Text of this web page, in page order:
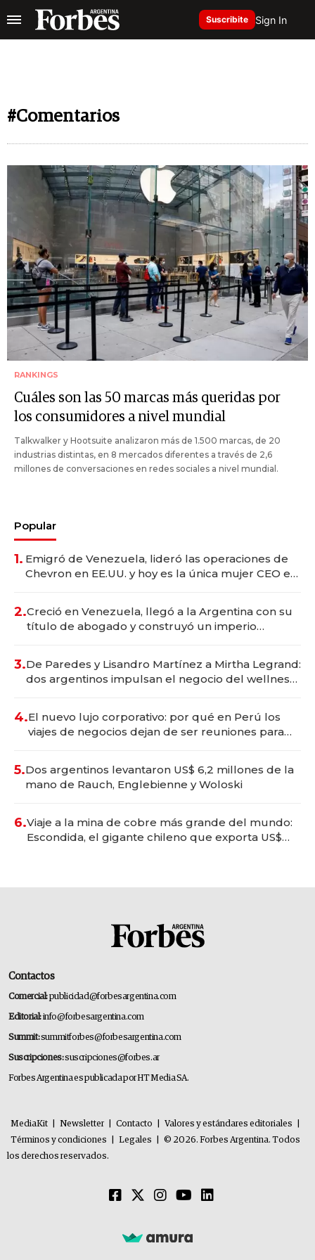
Suscribite Sign In
#Comentarios
RANKINGS
Cuáles son las 50 marcas más queridas por
los consumidores a nivel mundial
Talkwalker y Hootsuite analizaron más de 1.500 marcas, de 20
industrias distintas, en 8 mercados diferentes a través de 2,6
millones de conversaciones en redes sociales a nivel mundial.
Popular
1. Emigró de Venezuela, lideró las operaciones de
Chevron en EE.UU. y hoy es la única mujer CEO en
2.Creció en Venezuela, llegó a la Argentina con su
título de abogado y construyó un imperio
3.De Paredes y Lisandro Martínez a Mirtha Legrand:
dos argentinos impulsan el negocio del wellness
4.El nuevo lujo corporativo: por qué en Perú los
viajes de negocios dejan de ser reuniones para
5.Dos argentinos levantaron US$ 6,2 millones de la
mano de Rauch, Englebienne y Woloski
6.Viaje a la mina de cobre más grande del mundo:
Escondida, el gigante chileno que exporta US$
Contactos
Comercial:publicidad@forbesargentina.com
Editorial:info@forbesargentina.com
Summit:summitforbes@forbesargentina.com
Suscripciones:suscripciones@forbes.ar
Forbes Argentina es publicada por HT Media SA.
MediaKit Newsletter Contacto Valores y estándares editoriales
Términos y condiciones
Legales
© 2026. Forbes Argentina. Todos
los derechos reservados.